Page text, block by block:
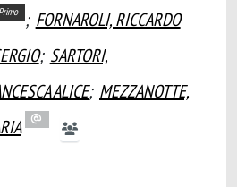
; FORNAROLI, RICCARDO
; SARTORI,
ALICE; MEZZANOTTE,